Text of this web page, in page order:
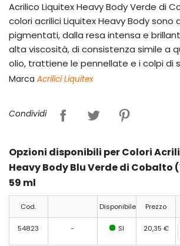
Acrilico Liquitex Heavy Body Verde di
colori acrilici Liquitex Heavy Body
pigmentati, dalla resa intensa e
alta viscosità, di consistenza simile a
olio, trattiene le pennellate e i colpi di
Marca Acrilici Liquitex
Condividi
Opzioni disponibili per Colori
Heavy Body Blu Verde di Cobalto
59 ml
Cod. Disponibile Prezzo
54823 - SI 20,35 €